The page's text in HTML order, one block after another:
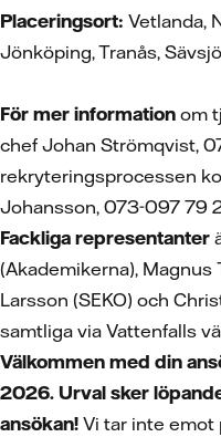
Placeringsort: Vetlanda,
Jönköping, Tranås,
För mer information om
chef Johan Strömqvist,
rekryteringsprocessen
Johansson, 073-097 79
Fackliga representanter
(Akademikerna), Magnus
Larsson (SEKO) och
samtliga via Vattenfalls
Välkommen med din
2026. Urval sker
ansökan! Vi tar inte emot